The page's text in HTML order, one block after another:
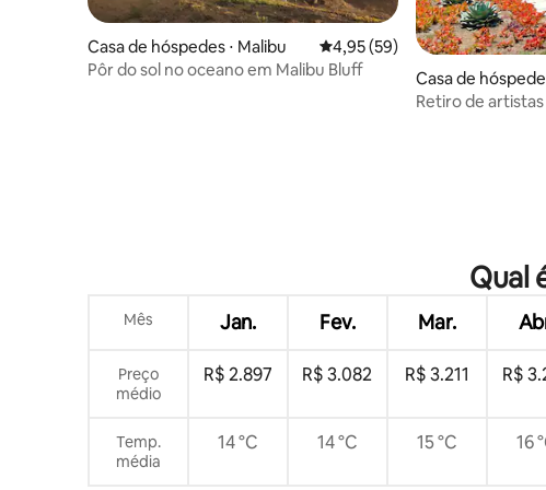
Casa de hóspedes ⋅ Malibu 4,95 de uma avaliação média
4,95 (59)
Pôr do sol no oceano em Malibu Bluff
Casa de
Retiro de
Qual
Mês Jan. Fev. Mar.
Preço
médio
R$ 2.897 R$ 3.082 R$ 3.211 R$
Temp.
média
14 °C 14 °C 15 °C 16